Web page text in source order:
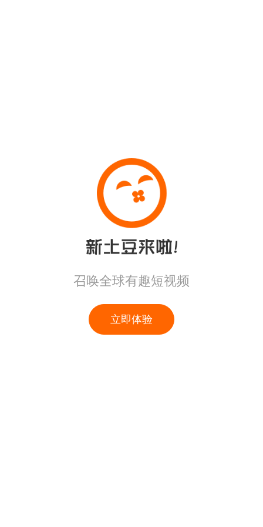
召唤全球有趣短视频
立即体验